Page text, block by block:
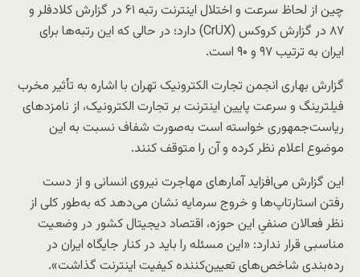
چین از لحاظ سرعت و اختلال اینترنت رتبه ۶۱ در گزارش کلادفلر و
۸۷ در گزارش کروکس (CrUX) دارد؛ در حالی که این رتبه‌ها برای
ایران به ترتیب ۹۷ و ۹۰ است.
گزارش بهاری انجمن تجارت الکترونیک تهران با اشاره به تأثیر مخرب
فیلترینگ و سرعت پایین اینترنت بر تجارت الکترونیک، از نامزدهای
ریاست‌جمهوری خواسته است به‌صورت شفاف نسبت به این
موضوع اعلام نظر کرده و آن را متوقف کنند.
این گزارش می‌افزاید آمارهای مهاجرت نیروی انسانی و از دست
رفتن استارتاپ‌ها و خروج سرمایه نشان می‌دهد که به‌طور کلی از
نظر فعالان صنفیِ این حوزه، اقتصاد دیجیتال کشور در وضعیت
مناسبی قرار ندارد: «این مسئله را باید در کنار جایگاه ایران در
رده‌بندی شاخص‌های تعیین‌کننده کیفیت اینترنت گذاشت».